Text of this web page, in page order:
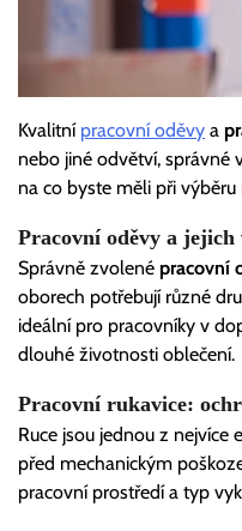
Kvalitní pracovní oděvy a
nebo jiné odvětví, správné
na co byste měli při výběru
Pracovní oděvy a jejich
Správně zvolené pracovní
oborech potřebují různé
ideální pro pracovníky v
dlouhé životnosti oblečení.
Pracovní rukavice:
Ruce jsou jednou z nejvíce
před mechanickým
pracovní prostředí a typ